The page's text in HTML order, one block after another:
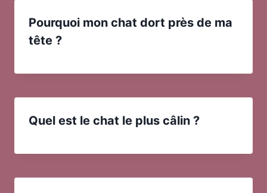
Pourquoi mon chat dort près de ma
tête ?
Quel est le chat le plus câlin ?